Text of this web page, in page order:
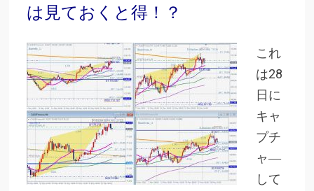
は見ておくと得！？
これ
は28
日に
キャ
プチ
ャ―
して